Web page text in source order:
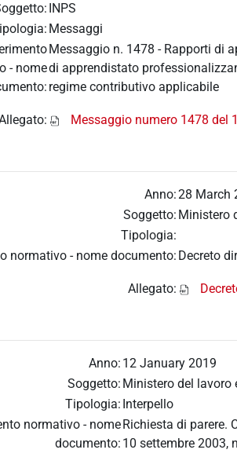
INPS
Messaggi
- nome
Messaggio n. 1478 - Rapporti di
di apprendistato
regime contributivo applicabile
Messaggio numero 1478 del
Anno:28 March
Soggetto: Ministero
Tipologia:
normativo - nome documento: Decreto
Allegato:
Anno: 12 January 2019
Soggetto: Ministero del lavoro
Tipologia: Interpello
normativo - nome
documento:
Richiesta di parere.
10 settembre 2003,